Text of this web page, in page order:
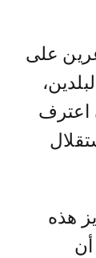
على
اعترف
هذه